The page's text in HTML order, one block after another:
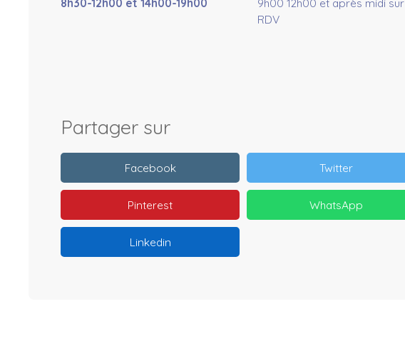
8h30-12h00 et 14h00-19h00
9h00 12h00 et après midi sur
RDV
Partager sur
Facebook Twitter
Pinterest WhatsApp
Linkedin